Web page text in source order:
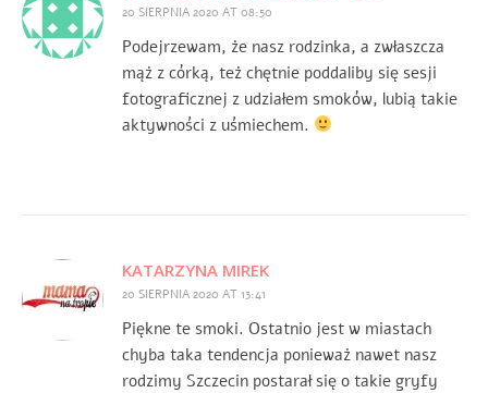
20 SIERPNIA 2020 AT 08:50
Podejrzewam, że nasz rodzinka, a zwłaszcza
mąż z córką, też chętnie poddaliby się sesji
fotograficznej z udziałem smoków, lubią takie
aktywności z uśmiechem.
KATARZYNA MIREK
20 SIERPNIA 2020 AT 13:41
Piękne te smoki. Ostatnio jest w miastach
chyba taka tendencja ponieważ nawet nasz
rodzimy Szczecin postarał się o takie gryfy